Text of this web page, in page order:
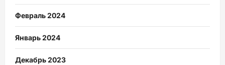
Февраль 2024
Январь 2024
Декабрь 2023